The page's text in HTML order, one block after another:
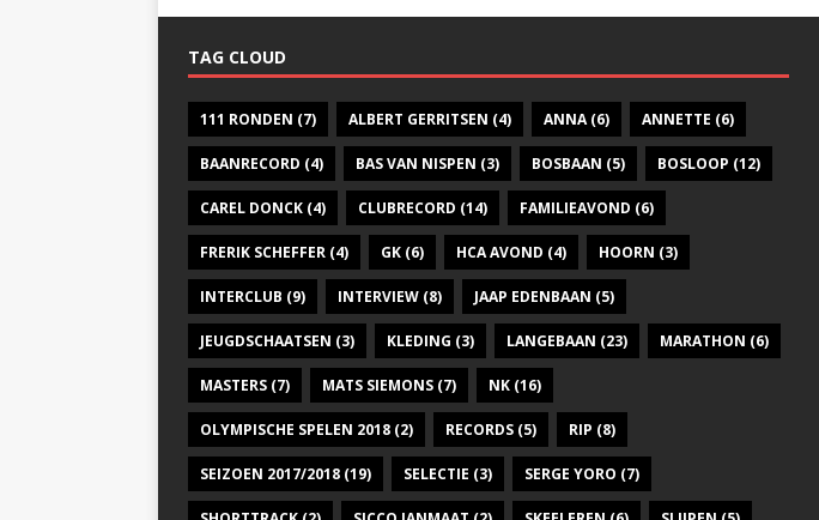
TAG CLOUD
111 RONDEN (7) ALBERT GERRITSEN (4) ANNA(6) ANNETTE (6)
BAANRECORD (4) BAS VAN NISPEN (3) BOSBAAN (5) BOSLOOP (12)
CAREL DONCK (4) CLUBRECORD (14) FAMILIEAVOND (6)
FRERIK SCHEFFER (4) GK (6) HCA AVOND (4) HOORN (3)
INTERCLUB (9) INTERVIEW (8) JAAP EDENBAAN (5)
JEUGDSCHAATSEN (3) KLEDING (3) LANGEBAAN (23) MARATHON (6)
MASTERS (7) MATS SIEMONS (7) NK (16)
OLYMPISCHE SPELEN 2018 (2) RECORDS (5) RIP (8)
SEIZOEN 2017/2018 (19) SELECTIE (3) SERGE YORO (7)